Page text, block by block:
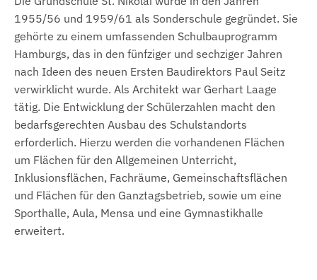
1955/56 und 1959/61 als Sonderschule gegründet. Sie
gehörte zu einem umfassenden Schulbauprogramm
Hamburgs, das in den fünfziger und sechziger Jahren
nach Ideen des neuen Ersten Baudirektors Paul Seitz
verwirklicht wurde. Als Architekt war Gerhart Laage
tätig. Die Entwicklung der Schülerzahlen macht den
bedarfsgerechten Ausbau des Schulstandorts
erforderlich. Hierzu werden die vorhandenen Flächen
um Flächen für den Allgemeinen Unterricht,
Inklusionsflächen, Fachräume, Gemeinschaftsflächen
und Flächen für den Ganztagsbetrieb, sowie um eine
Sporthalle, Aula, Mensa und eine Gymnastikhalle
erweitert.